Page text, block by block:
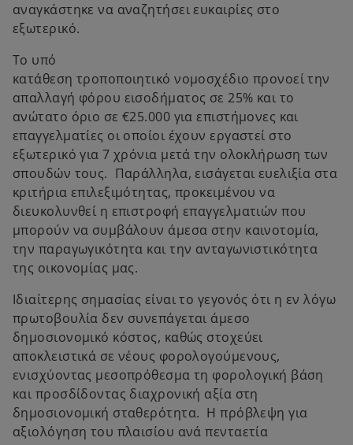
αναγκάστηκε να αναζητήσει ευκαιρίες στο
εξωτερικό.
Το υπό
κατάθεση τροποποιητικό νομοσχέδιο προνοεί την
απαλλαγή φόρου εισοδήματος σε 25% και το
ανώτατο όριο σε €25.000 για επιστήμονες και
επαγγελματίες οι οποίοι έχουν εργαστεί στο
εξωτερικό για 7 χρόνια μετά την ολοκλήρωση των
σπουδών τους. Παράλληλα, εισάγεται ευελιξία στα
κριτήρια επιλεξιμότητας, προκειμένου να
διευκολυνθεί η επιστροφή επαγγελματιών που
μπορούν να συμβάλουν άμεσα στην καινοτομία,
την παραγωγικότητα και την ανταγωνιστικότητα
της οικονομίας μας.
Ιδιαίτερης σημασίας είναι το γεγονός ότι η εν λόγω
πρωτοβουλία δεν συνεπάγεται άμεσο
δημοσιονομικό κόστος, καθώς στοχεύει
αποκλειστικά σε νέους φορολογούμενους,
ενισχύοντας μεσοπρόθεσμα τη φορολογική βάση
και προσδίδοντας διαχρονική αξία στη
δημοσιονομική σταθερότητα. Η πρόβλεψη για
αξιολόγηση του πλαισίου ανά πενταετία